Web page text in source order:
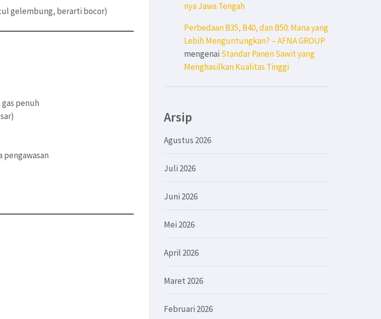
gelembung, berarti bocor)
penuh
pengawasan
nya Jawa Tengah
Perbedaan B35, B40, dan B50: Mana yang
Lebih Menguntungkan? – AFNA GROUP
mengenai Standar Panen Sawit yang
Menghasilkan Kualitas Tinggi
Arsip
Agustus 2026
Juli 2026
Juni 2026
Mei 2026
April 2026
Maret 2026
Februari 2026